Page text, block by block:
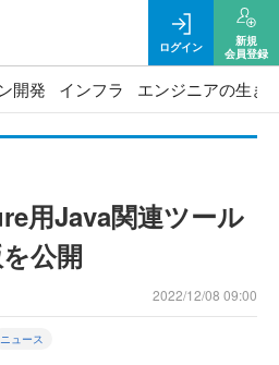
ログイン
新規
会員登録
開発 インフラ エンジニアの生き
用Java関連ツール
公開
2022/12/08 09:00
ニュース